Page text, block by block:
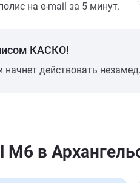
на e-mail за 5 минут.
КАСКО!
действовать
в